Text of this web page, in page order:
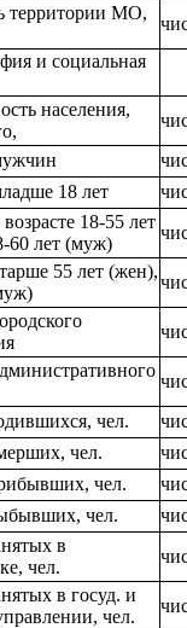
территории МО,
и социальная
населения,
18 лет
18-55 лет
60 лет (муж)
55 лет (жен),
чел.
чел.
чел.
чел.
в
чел.
в госуд. и
чел.